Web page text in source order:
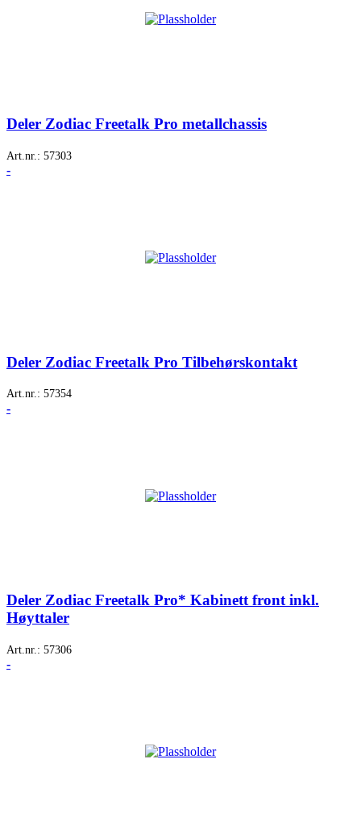
Deler Zodiac Freetalk Pro metallchassis
Art.nr.: 57303
-
Deler Zodiac Freetalk Pro Tilbehørskontakt
Art.nr.: 57354
-
Deler Zodiac Freetalk Pro* Kabinett front inkl.
Høyttaler
Art.nr.: 57306
-